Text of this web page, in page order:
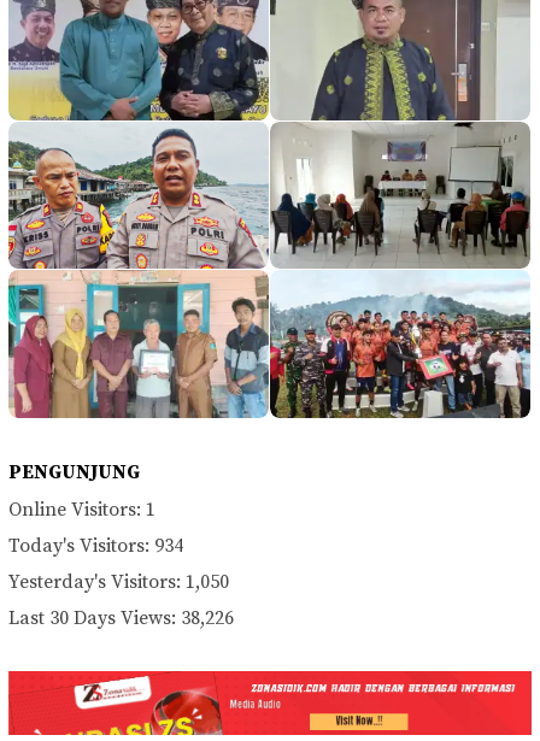
PENGUNJUNG
Online Visitors: 1
Today's Visitors: 934
Yesterday's Visitors: 1,050
Last 30 Days Views: 38,226